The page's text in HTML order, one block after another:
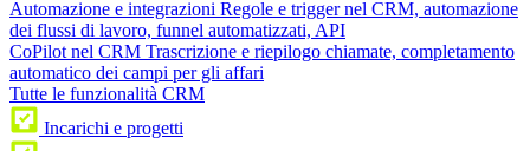
Automazione e integrazioni Regole e trigger nel CRM, automazione
dei flussi di lavoro, funnel automatizzati, API
CoPilot nel CRM Trascrizione e riepilogo chiamate, completamento
automatico dei campi per gli affari
Tutte le funzionalità CRM
Incarichi e progetti